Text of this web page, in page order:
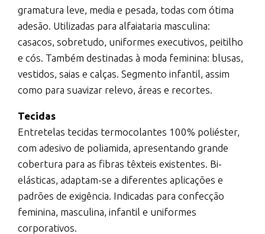
gramatura leve, media e pesada, todas com ótima
adesão. Utilizadas para alfaiataria masculina:
casacos, sobretudo, uniformes executivos, peitilho
e cós. Também destinadas à moda feminina: blusas,
vestidos, saias e calças. Segmento infantil, assim
como para suavizar relevo, áreas e recortes.
Tecidas
Entretelas tecidas termocolantes 100% poliéster,
com adesivo de poliamida, apresentando grande
cobertura para as fibras têxteis existentes. Bi-
elásticas, adaptam-se a diferentes aplicações e
padrões de exigência. Indicadas para confecção
feminina, masculina, infantil e uniformes
corporativos.